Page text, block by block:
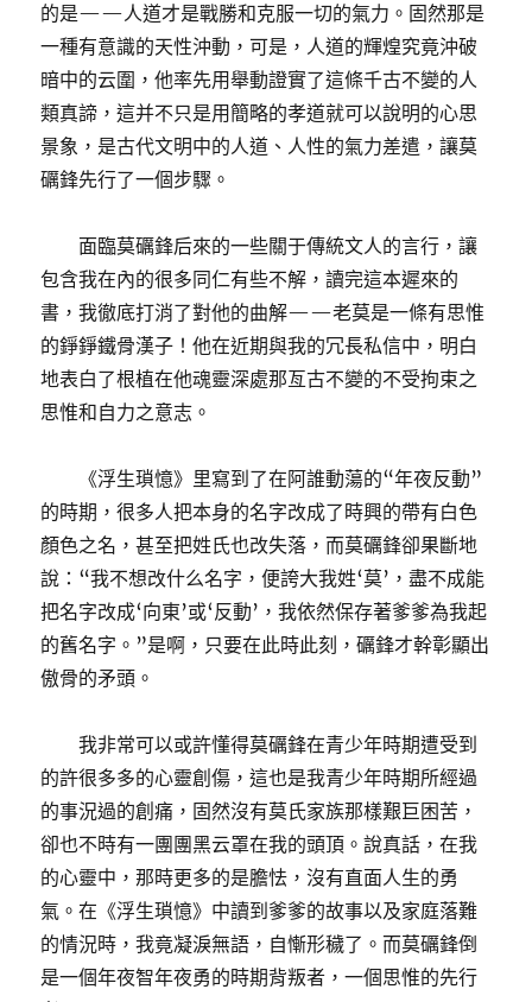
的是——人道才是戰勝和克服一切的氣力。固然那是
一種有意識的天性沖動，可是，人道的輝煌究竟沖破
暗中的云圍，他率先用舉動證實了這條千古不變的人
類真諦，這并不只是用簡略的孝道就可以說明的心思
景象，是古代文明中的人道、人性的氣力差遣，讓莫
礪鋒先行了一個步驟。
面臨莫礪鋒后來的一些關于傳統文人的言行，讓
包含我在內的很多同仁有些不解，讀完這本遲來的
書，我徹底打消了對他的曲解——老莫是一條有思惟
的錚錚鐵骨漢子！他在近期與我的冗長私信中，明白
地表白了根植在他魂靈深處那亙古不變的不受拘束之
思惟和自力之意志。
《浮生瑣憶》里寫到了在阿誰動蕩的“年夜反動”
的時期，很多人把本身的名字改成了時興的帶有白色
顏色之名，甚至把姓氏也改失落，而莫礪鋒卻果斷地
說：“我不想改什么名字，便誇大我姓‘莫’，盡不成能
把名字改成‘向東’或‘反動’，我依然保存著爹爹為我起
的舊名字。”是啊，只要在此時此刻，礪鋒才幹彰顯出
傲骨的矛頭。
我非常可以或許懂得莫礪鋒在青少年時期遭受到
的許很多多的心靈創傷，這也是我青少年時期所經過
的事況過的創痛，固然沒有莫氏家族那樣艱巨困苦，
卻也不時有一團團黑云罩在我的頭頂。說真話，在我
的心靈中，那時更多的是膽怯，沒有直面人生的勇
氣。在《浮生瑣憶》中讀到爹爹的故事以及家庭落難
的情況時，我竟凝淚無語，自慚形穢了。而莫礪鋒倒
是一個年夜智年夜勇的時期背叛者，一個思惟的先行